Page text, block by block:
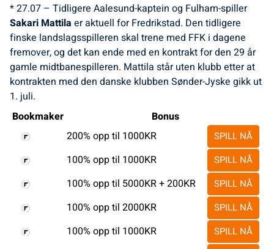
* 27.07 – Tidligere Aalesund-kaptein og Fulham-spiller
Sakari Mattila er aktuell for Fredrikstad. Den tidligere
finske landslagsspilleren skal trene med FFK i dagene
fremover, og det kan ende med en kontrakt for den 29 år
gamle midtbanespilleren. Mattila står uten klubb etter at
kontrakten med den danske klubben Sønder-Jyske gikk ut
1. juli.
Bookmaker
Bonus
200% opp til 1000KR
SPILL NÅ
100% opp til 1000KR SPILL NÅ
100% opp til 5000KR + 200KR SPILL NÅ
100% opp til 2000KR SPILL NÅ
100% opp til 1000KR SPILL NÅ